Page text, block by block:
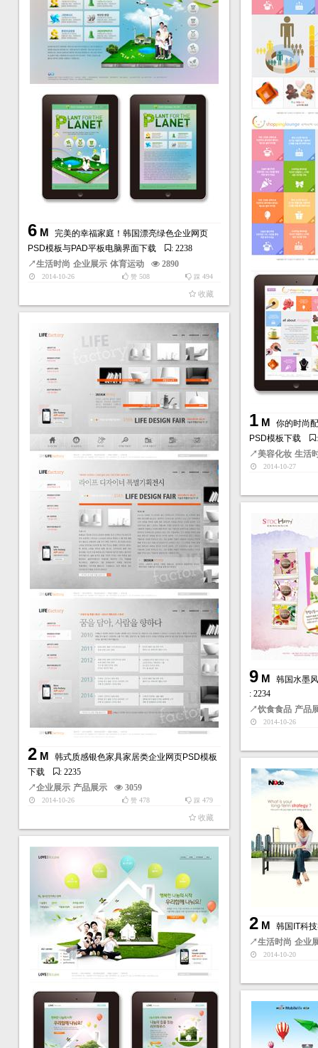
1M
你的时尚
PSD模板下载
↗美容化妆 生活
2014-10-27
6M
完美的幸福家庭！韩国漂亮绿色企业网页
PSD模板与PAD平板电脑界面下载
: 2238
↗生活时尚 企业展示 体育运动 2890
2014-10-26 踩 494
赞508
收藏
2M
韩式质感银色家具家居类企业网页PSD模板
下载
: 2235
↗企业展示 产品展示 3059
2014-10-26 踩 479
赞478
收藏
9M
韩国水墨
: 2234
↗饮食食品 产品
2014-10-26
2M
韩国IT科
↗生活时尚 企业
2014-10-20